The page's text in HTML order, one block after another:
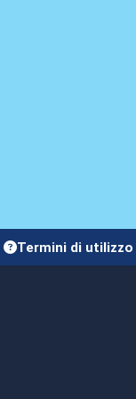
Termini di utilizzo